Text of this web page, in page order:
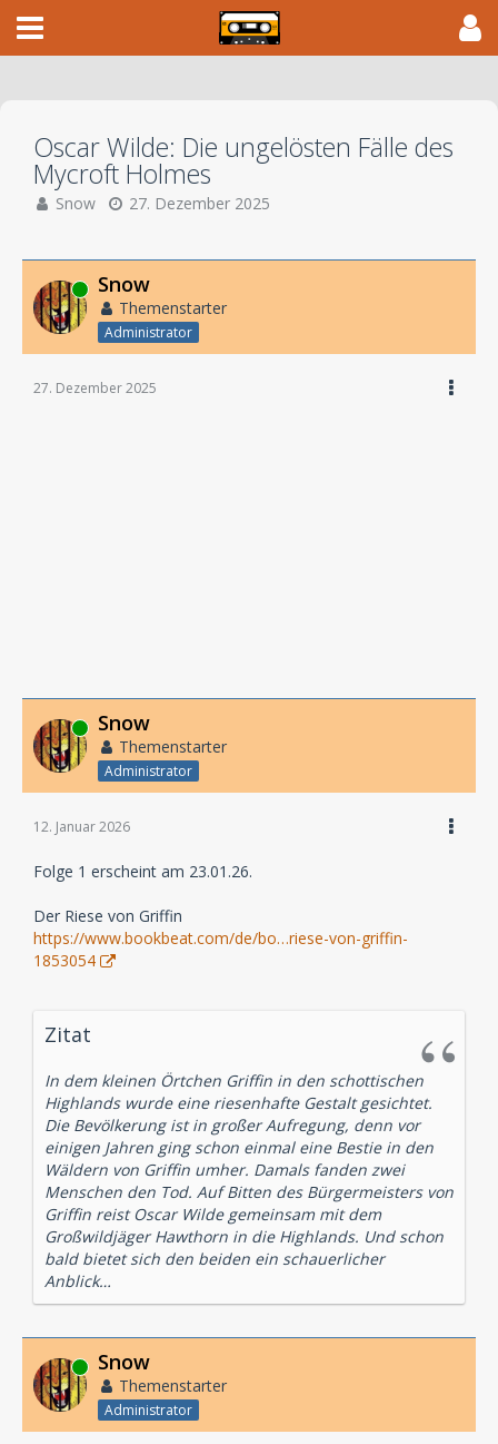
Oscar Wilde: Die ungelösten Fälle des
Mycroft Holmes
Snow 27. Dezember 2025
Online Snow
Themenstarter
Administrator
27. Dezember 2025
Online Snow
Themenstarter
Administrator
12. Januar 2026
Folge 1 erscheint am 23.01.26.
Der Riese von Griffin
https://www.bookbeat.com/de/bo…riese-von-griffin-
1853054
Zitat
In dem kleinen Örtchen Griffin in den schottischen
Highlands wurde eine riesenhafte Gestalt gesichtet.
Die Bevölkerung ist in großer Aufregung, denn vor
einigen Jahren ging schon einmal eine Bestie in den
Wäldern von Griffin umher. Damals fanden zwei
Menschen den Tod. Auf Bitten des Bürgermeisters von
Griffin reist Oscar Wilde gemeinsam mit dem
Großwildjäger Hawthorn in die Highlands. Und schon
bald bietet sich den beiden ein schauerlicher
Anblick…
Online Snow
Themenstarter
Administrator